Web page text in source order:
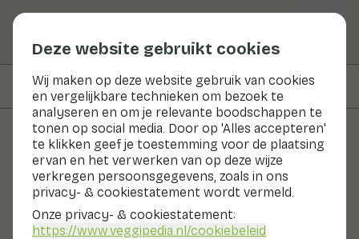
Deze website gebruikt cookies
Wij maken op deze website gebruik van cookies
en vergelijkbare technieken om bezoek te
analyseren en om je relevante boodschappen te
tonen op social media. Door op 'Alles accepteren'
te klikken geef je toestemming voor de plaatsing
ervan en het verwerken van op deze wijze
verkregen persoonsgegevens, zoals in ons
privacy- & cookiestatement wordt vermeld.
Onze privacy- & cookiestatement:
https://www.veggipedia.nl/cookiebeleid
Op deze pagina Bereidingswijze
Recepten
Gemarineerde
groentespiesen